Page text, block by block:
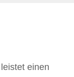
einen